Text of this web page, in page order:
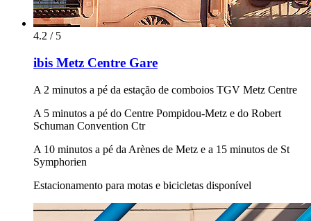
4.2 / 5
ibis Metz Centre Gare
A 2 minutos a pé da estação de comboios TGV Metz Centre
A 5 minutos a pé do Centre Pompidou-Metz e do Robert
Schuman Convention Ctr
A 10 minutos a pé da Arènes de Metz e a 15 minutos de St
Symphorien
Estacionamento para motas e bicicletas disponível